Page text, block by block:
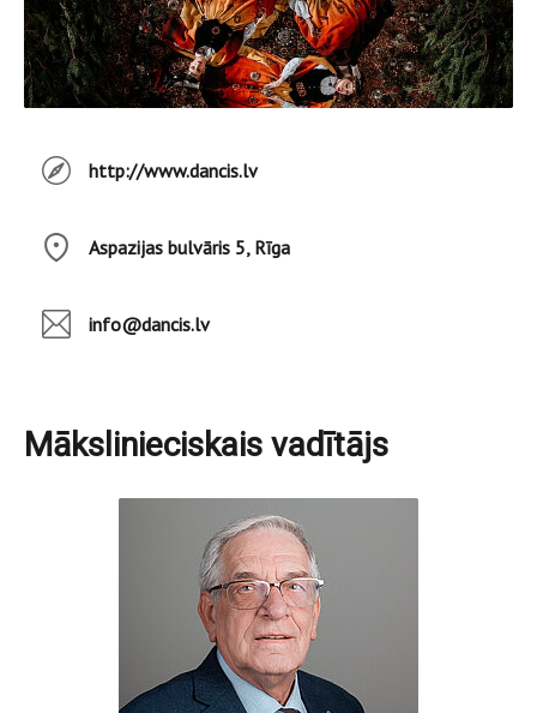
http://www.dancis.lv
Aspazijas bulvāris 5, Rīga
info@dancis.lv
Mākslinieciskais vadītājs